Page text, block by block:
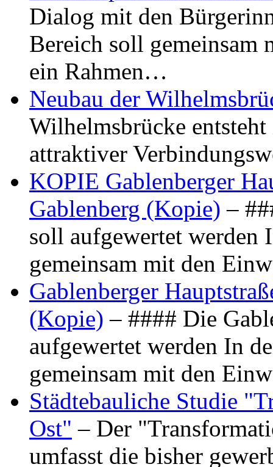
Dialog mit den
Bereich soll gemeinsam
ein Rahmen…
Neubau der
Wilhelmsbrücke
attraktiver
KOPIE Gablenberger
Gablenberg (Kopie) –
soll aufgewertet werden
gemeinsam mit den
Gablenberger
(Kopie) – #### Die
aufgewertet werden In
gemeinsam mit den
Städtebauliche Studie
Ost" – Der
umfasst die bisher